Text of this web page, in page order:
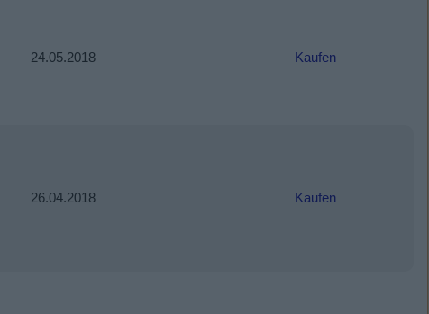
24.05.2018 Kaufen
26.04.2018 Kaufen